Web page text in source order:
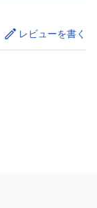
レビューを書く